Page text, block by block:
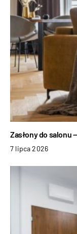
Zasłony do salonu
7 lipca 2026